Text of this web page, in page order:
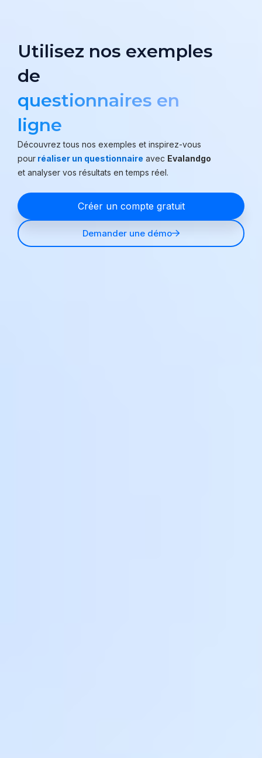
Utilisez nos exemples
de
questionnaires en
ligne
Découvrez tous nos exemples et inspirez-vous
pour réaliser un questionnaire avec Evalandgo
et analyser vos résultats en temps réel.
Créer un compte gratuit
Demander une démo